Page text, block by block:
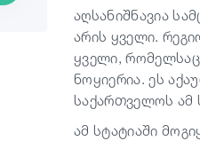
აღსანიშნავია
არის ყველი.
ყველი,
ნოყიერია. ეს
საქართველოს ამ
ამ სტატიაში